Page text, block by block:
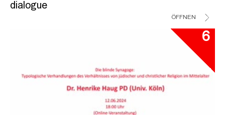
dialogue
ÖFFNEN
6